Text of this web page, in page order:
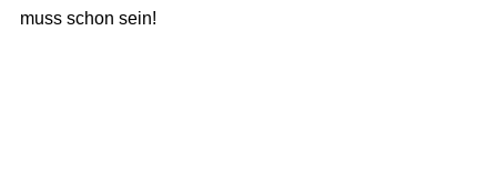
muss schon sein!